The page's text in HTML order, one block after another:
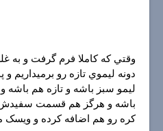
وقتي كه كاملا فرم گرفت و به
دونه ليموي تازه رو برميداريم
ليمو سبز باشه و تازه هم باشه
باشه و هرگز هم قسمت سفيدش
کره رو هم اضافه کرده و ویسک